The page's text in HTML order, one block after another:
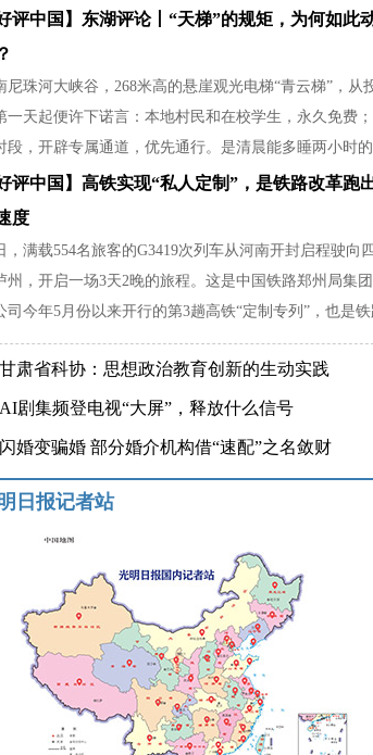
好评中国】东湖评论丨“天梯”的规矩，为何如此
尼珠河大峡谷，268米高的悬崖观光电梯“青云梯”，从
一天起便许下诺言：本地村民和在校学生，永久免费
段，开辟专属通道，优先通行。是清晨能多睡两小时
是暴雨天不必紧贴湿滑崖壁的释然，是放学后还有余力
分担农活的从容。
好评中国】高铁实现“私人定制”，是铁路改革跑
度
，满载554名旅客的G3419次列车从河南开封启程驶向四
州，开启一场3天2晚的旅程。这是中国铁路郑州局集
司今年5月份以来开行的第3趟高铁“定制专列”，也是铁
精准对接市场需求的生动实践。
甘肃省科协：思想政治教育创新的生动实践
AI剧集频登电视“大屏”，释放什么信号
闪婚变骗婚 部分婚介机构借“速配”之名敛财
日报记者站